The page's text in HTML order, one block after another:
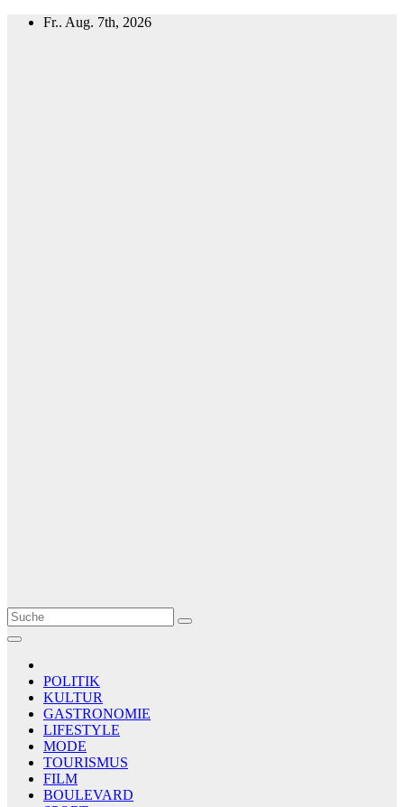
Zum
Fr.. Aug. 7th, 2026
Le Matin
AGENCE DE PRESSE
POLITIK
KULTUR
GASTRONOMIE
LIFESTYLE
MODE
TOURISMUS
FILM
BOULEVARD